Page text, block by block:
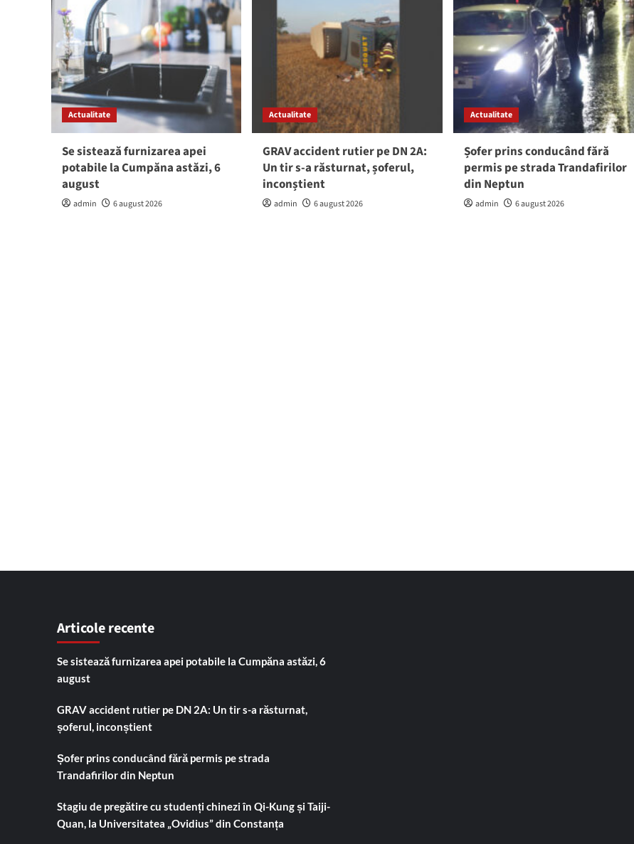
Actualitate
Se sistează furnizarea apei
potabile la Cumpăna astăzi, 6
august
admin 6 august 2026
Actualitate
GRAV accident rutier pe DN 2A:
Un tir s-a răsturnat, șoferul,
inconștient
admin 6 august 2026
Actualitate
Șofer prins conducând fără
permis pe strada Trandafirilor
din Neptun
admin 6 august 2026
Articole recente
Se sistează furnizarea apei potabile la Cumpăna astăzi, 6
august
GRAV accident rutier pe DN 2A: Un tir s-a răsturnat,
șoferul, inconștient
Șofer prins conducând fără permis pe strada
Trandafirilor din Neptun
Stagiu de pregătire cu studenți chinezi în Qi-Kung și Taiji-
Quan, la Universitatea „Ovidius” din Constanța